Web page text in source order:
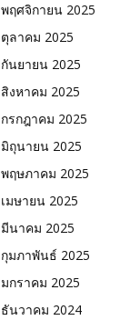
พฤศจิกายน 2025
ตุลาคม 2025
กันยายน 2025
สิงหาคม 2025
กรกฎาคม 2025
มิถุนายน 2025
พฤษภาคม 2025
เมษายน 2025
มีนาคม 2025
กุมภาพันธ์ 2025
มกราคม 2025
ธันวาคม 2024